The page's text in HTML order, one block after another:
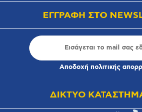
ΕΓΓΡΑΦΗ ΣΤΟ
Αποδοχή πολιτικής
ΔΙΚΤΥΟ